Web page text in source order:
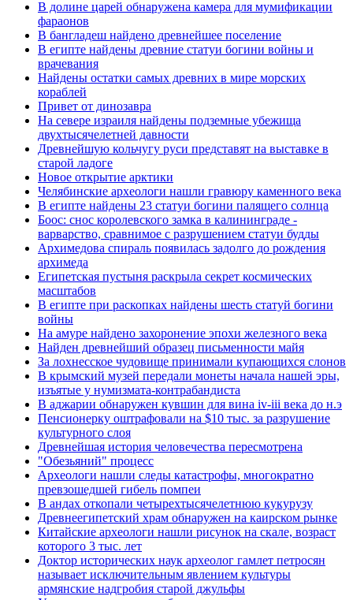
В долине царей обнаружена камера для мумификации
фараонов
В бангладеш найдено древнейшее поселение
В египте найдены древние статуи богини войны и
врачевания
Найдены остатки самых древних в мире морских
кораблей
Привет от динозавра
На севере израиля найдены подземные убежища
двухтысячелетней давности
Древнейшую кольчугу руси представят на выставке в
старой ладоге
Новое открытие арктики
Челябинские археологи нашли гравюру каменного века
В египте найдены 23 статуи богини палящего солнца
Боос: снос королевского замка в калининграде -
варварство, сравнимое с разрушением статуи будды
Архимедова спираль появилась задолго до рождения
архимеда
Египетская пустыня раскрыла секрет космических
масштабов
В египте при раскопках найдены шесть статуй богини
войны
На амуре найдено захоронение эпохи железного века
Найден древнейший образец письменности майя
За лохнесское чудовище принимали купающихся слонов
В крымский музей передали монеты начала нашей эры,
изъятые у нумизмата-контрабандиста
В аджарии обнаружен кувшин для вина iv-iii века до н.э
Пенсионерку оштрафовали на $10 тыс. за разрушение
культурного слоя
Древнейшая история человечества пересмотрена
"Обезьяний" процесс
Археологи нашли следы катастрофы, многократно
превзошедшей гибель помпеи
В андах откопали четырехтысячелетнюю кукурузу
Древнеегипетский храм обнаружен на каирском рынке
Китайские археологи нашли рисунок на скале, возраст
которого 3 тыс. лет
Доктор исторических наук археолог гамлет петросян
называет исключительным явлением культуры
армянские надгробия старой джульфы